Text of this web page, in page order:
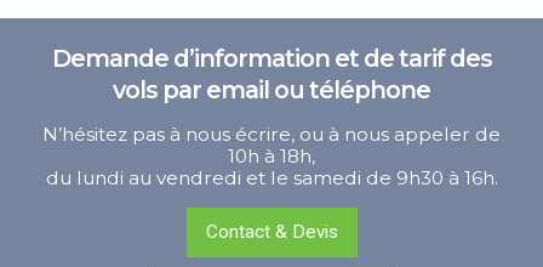
Demande d’information et de tarif des
vols par email ou téléphone
N’hésitez pas à nous écrire, ou à nous appeler de
10h à 18h,
du lundi au vendredi et le samedi de 9h30 à 16h.
Contact & Devis